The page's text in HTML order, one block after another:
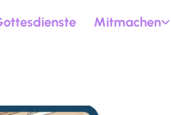
Mitmachen